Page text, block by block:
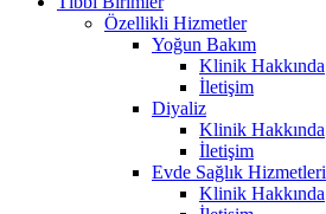
Özellikli Hizmetler
Yoğun Bakım
Klinik Hakkında
İletişim
Diyaliz
Klinik Hakkında
İletişim
Evde Sağlık Hizmetleri
Klinik Hakkında